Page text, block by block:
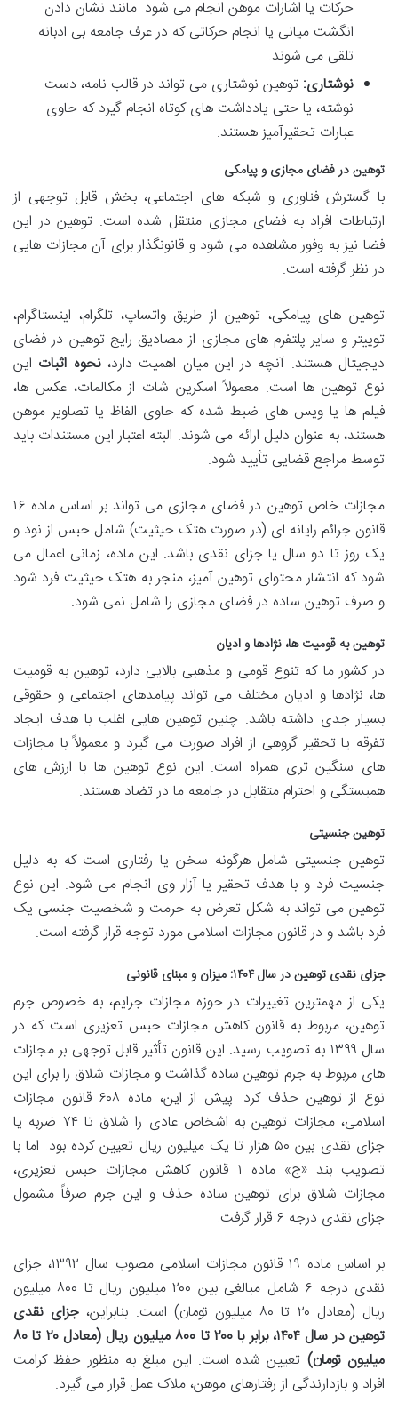
حرکات یا اشارات موهن انجام می شود. مانند نشان دادن
انگشت میانی یا انجام حرکاتی که در عرف جامعه بی ادبانه
تلقی می شوند.
نوشتاری: توهین نوشتاری می تواند در قالب نامه، دست
نوشته، یا حتی یادداشت های کوتاه انجام گیرد که حاوی
عبارات تحقیرآمیز هستند.
توهین در فضای مجازی و پیامکی
با گسترش فناوری و شبکه های اجتماعی، بخش قابل توجهی از
ارتباطات افراد به فضای مجازی منتقل شده است. توهین در این
فضا نیز به وفور مشاهده می شود و قانونگذار برای آن مجازات هایی
در نظر گرفته است.
توهین های پیامکی، توهین از طریق واتساپ، تلگرام، اینستاگرام،
توییتر و سایر پلتفرم های مجازی از مصادیق رایج توهین در فضای
دیجیتال هستند. آنچه در این میان اهمیت دارد،نحوه اثبات این
نوع توهین ها است. معمولاً اسکرین شات از مکالمات، عکس ها،
فیلم ها یا ویس های ضبط شده که حاوی الفاظ یا تصاویر موهن
هستند، به عنوان دلیل ارائه می شوند. البته اعتبار این مستندات باید
توسط مراجع قضایی تأیید شود.
مجازات خاص توهین در فضای مجازی می تواند بر اساس ماده ۱۶
قانون جرائم رایانه ای (در صورت هتک حیثیت) شامل حبس از نود و
یک روز تا دو سال یا جزای نقدی باشد. این ماده، زمانی اعمال می
شود که انتشار محتوای توهین آمیز، منجر به هتک حیثیت فرد شود
و صرف توهین ساده در فضای مجازی را شامل نمی شود.
توهین به قومیت ها، نژادها و ادیان
در کشور ما که تنوع قومی و مذهبی بالایی دارد، توهین به قومیت
ها، نژادها و ادیان مختلف می تواند پیامدهای اجتماعی و حقوقی
بسیار جدی داشته باشد. چنین توهین هایی اغلب با هدف ایجاد
تفرقه یا تحقیر گروهی از افراد صورت می گیرد و معمولاً با مجازات
های سنگین تری همراه است. این نوع توهین ها با ارزش های
همبستگی و احترام متقابل در جامعه ما در تضاد هستند.
توهین جنسیتی
توهین جنسیتی شامل هرگونه سخن یا رفتاری است که به دلیل
جنسیت فرد و با هدف تحقیر یا آزار وی انجام می شود. این نوع
توهین می تواند به شکل تعرض به حرمت و شخصیت جنسی یک
فرد باشد و در قانون مجازات اسلامی مورد توجه قرار گرفته است.
جزای نقدی توهین در سال ۱۴۰۴: میزان و مبنای قانونی
یکی از مهمترین تغییرات در حوزه مجازات جرایم، به خصوص جرم
توهین، مربوط به قانون کاهش مجازات حبس تعزیری است که در
سال ۱۳۹۹ به تصویب رسید. این قانون تأثیر قابل توجهی بر مجازات
های مربوط به جرم توهین ساده گذاشت و مجازات شلاق را برای این
نوع از توهین حذف کرد. پیش از این، ماده ۶۰۸ قانون مجازات
اسلامی، مجازات توهین به اشخاص عادی را شلاق تا ۷۴ ضربه یا
جزای نقدی بین ۵۰ هزار تا یک میلیون ریال تعیین کرده بود. اما با
تصویب بند «ج» ماده ۱ قانون کاهش مجازات حبس تعزیری،
مجازات شلاق برای توهین ساده حذف و این جرم صرفاً مشمول
جزای نقدی درجه ۶ قرار گرفت.
بر اساس ماده ۱۹ قانون مجازات اسلامی مصوب سال ۱۳۹۲، جزای
نقدی درجه ۶ شامل مبالغی بین ۲۰۰ میلیون ریال تا ۸۰۰ میلیون
ریال (معادل ۲۰ تا ۸۰ میلیون تومان) است. بنابراین،
جزای نقدی
توهین در سال ۱۴۰۴، برابر با ۲۰۰ تا ۸۰۰ میلیون ریال (معادل ۲۰ تا ۸۰
میلیون تومان) تعیین شده است. این مبلغ به منظور حفظ کرامت
افراد و بازدارندگی از رفتارهای موهن، ملاک عمل قرار می گیرد.